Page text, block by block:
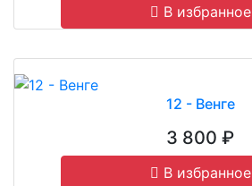
В избранное
12 - Венге
3 800 ₽
В избранное